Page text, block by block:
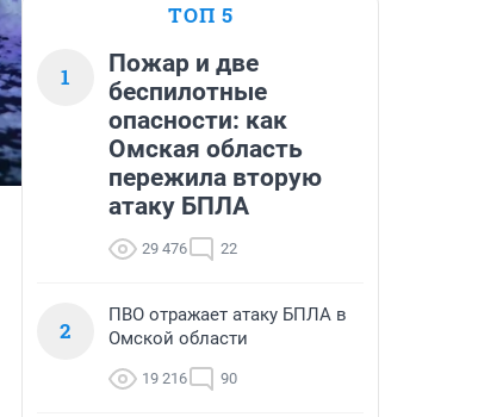
ТОП 5
1
Пожар и две
беспилотные
опасности: как
Омская область
пережила вторую
атаку БПЛА
29 476 22
2
ПВО отражает атаку БПЛА в
Омской области
19 216 90